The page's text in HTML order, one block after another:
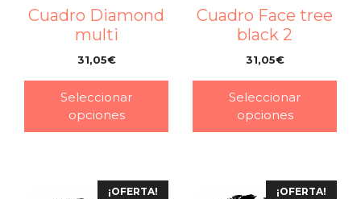
Cuadro Diamond
multi
31,05€
Seleccionar
opciones
Cuadro Face tree
black 2
31,05€
Seleccionar
opciones
¡OFERTA! ¡OFERTA!